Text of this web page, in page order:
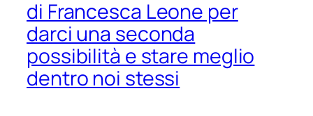
di Francesca Leone per
darci una seconda
possibilità e stare meglio
dentro noi stessi